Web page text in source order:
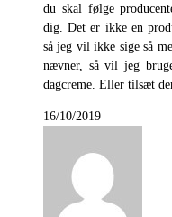
du skal følge
dig. Det er ikke en
så jeg vil ikke sige så
nævner, så vil jeg
dagcreme. Eller tilsæt
16/10/2019